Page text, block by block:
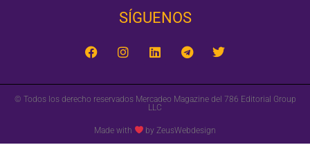
SÍGUENOS‎
© Todos los derecho reservados Mercadeo Magazine del 786 Editorial Group
LLC
Made with by ZeusWebdesign